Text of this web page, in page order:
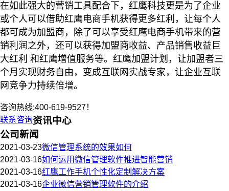
在如此强大的营销工具配合下，红鹰科技更是为了企业
或个人可以借助红鹰电商手机获得更多红利，让每个人
都可成为加盟商，除了可以享受红鹰电商手机带来的营
销利润之外，还可以获得加盟商收益、产品销售收益巨
大红利 和红鹰增值服务等。红鹰加盟计划，让加盟者三
个月实现财务自由，变成互联网实战专家，让企业互联
网竞争力持续倍增。
咨询热线:400-619-9527！
联系咨询资讯中心
公司新闻
2021-03-23微信管理系统的效果如何
2021-03-16如何运用微信管理软件推进智能营销
2021-03-16红鹰工作手机个性化定制解决方案
2021-03-16企业微信营销管理软件的介绍